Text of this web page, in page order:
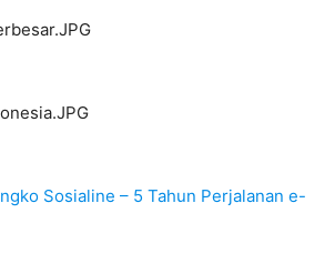
Sosialine – 5 Tahun Perjalanan e-